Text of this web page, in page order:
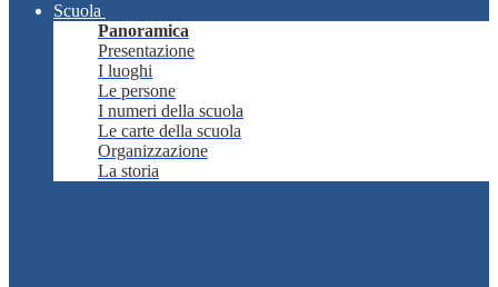
Scuola
Panoramica
Presentazione
I luoghi
Le persone
I numeri della scuola
Le carte della scuola
Organizzazione
La storia